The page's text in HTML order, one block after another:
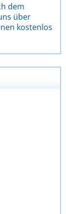
dem
über
kostenlos